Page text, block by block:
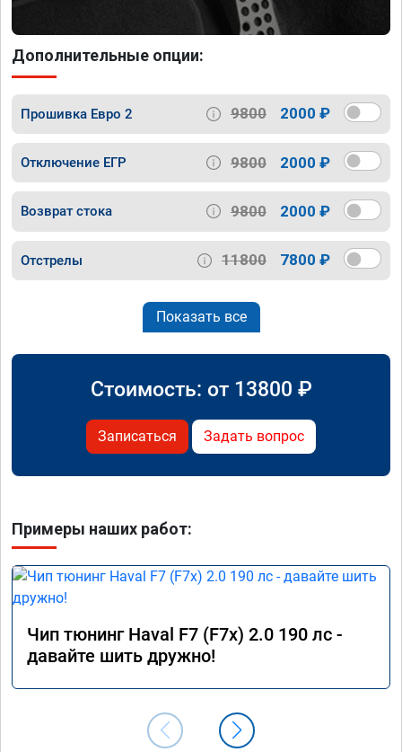
Дополнительные опции:
Прошивка Евро 2 9800 2000 ₽
Отключение ЕГР 9800 2000 ₽
Возврат стока 9800 2000 ₽
Отстрелы 11800 7800 ₽
Показать все
Стоимость: от 13800 ₽
Записаться Задать вопрос
Примеры наших работ:
Чип тюнинг Haval F7 (F7x) 2.0 190 лс -
давайте шить дружно!